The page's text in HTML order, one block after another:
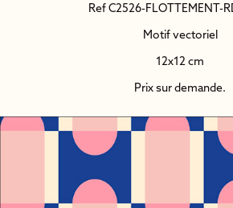
Ref C2526-FLOTTEMENT-
Motif vectoriel
12x12 cm
Prix sur demande.